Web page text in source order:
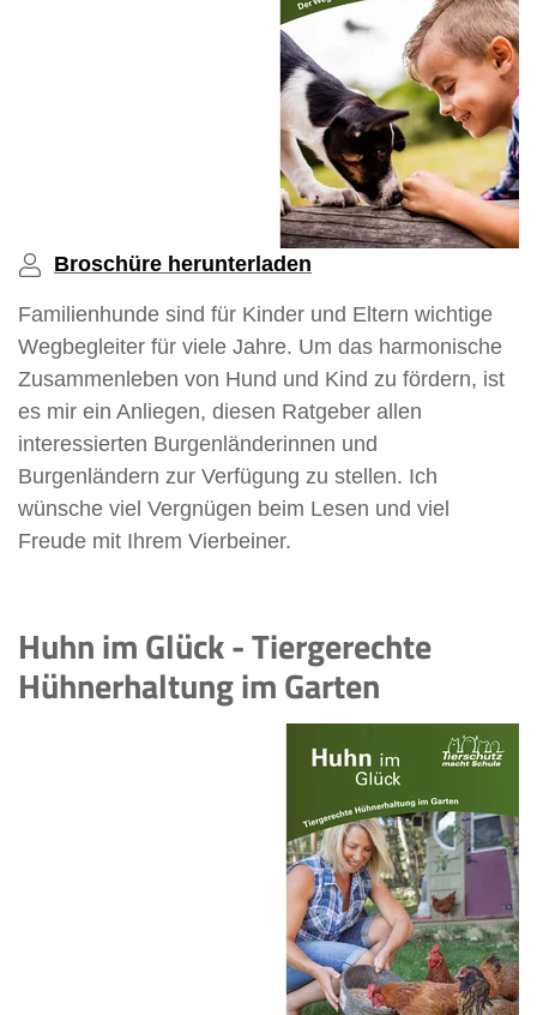
Broschüre herunterladen
Familienhunde sind für Kinder und Eltern wichtige
Wegbegleiter für viele Jahre. Um das harmonische
Zusammenleben von Hund und Kind zu fördern, ist
es mir ein Anliegen, diesen Ratgeber allen
interessierten Burgenländerinnen und
Burgenländern zur Verfügung zu stellen. Ich
wünsche viel Vergnügen beim Lesen und viel
Freude mit Ihrem Vierbeiner.
Huhn im Glück - Tiergerechte
Hühnerhaltung im Garten